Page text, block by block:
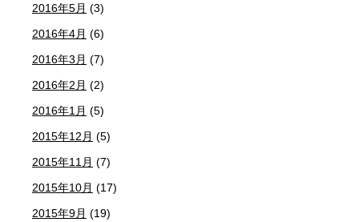
2016年5月 (3)
2016年4月 (6)
2016年3月 (7)
2016年2月 (2)
2016年1月 (5)
2015年12月 (5)
2015年11月 (7)
2015年10月 (17)
2015年9月 (19)